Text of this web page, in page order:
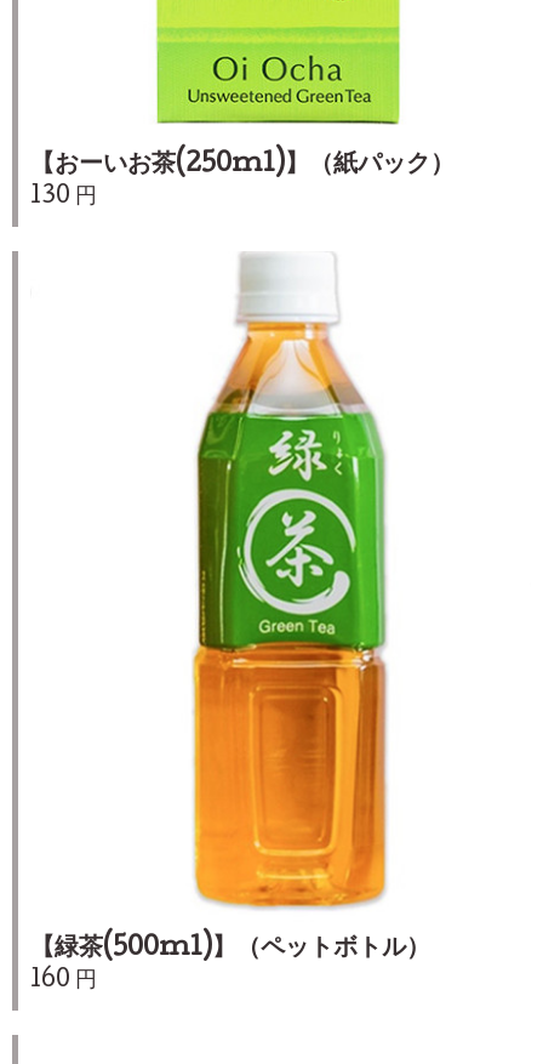
【おーいお茶(250ml)】（紙パック）
130 円
【緑茶(500ml)】（ペットボトル）
160 円